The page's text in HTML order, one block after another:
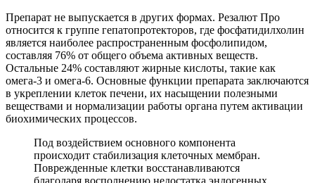
Препарат не выпускается в других формах. Резалют Про
относится к группе гепатопротекторов, где фосфатидилхолин
является наиболее распространенным фосфолипидом,
составляя 76% от общего объема активных веществ.
Остальные 24% составляют жирные кислоты, такие как
омега-3 и омега-6. Основные функции препарата заключаются
в укреплении клеток печени, их насыщении полезными
веществами и нормализации работы органа путем активации
биохимических процессов.
Под воздействием основного компонента
происходит стабилизация клеточных мембран.
Поврежденные клетки восстанавливаются
благодаря восполнению недостатка эндогенных